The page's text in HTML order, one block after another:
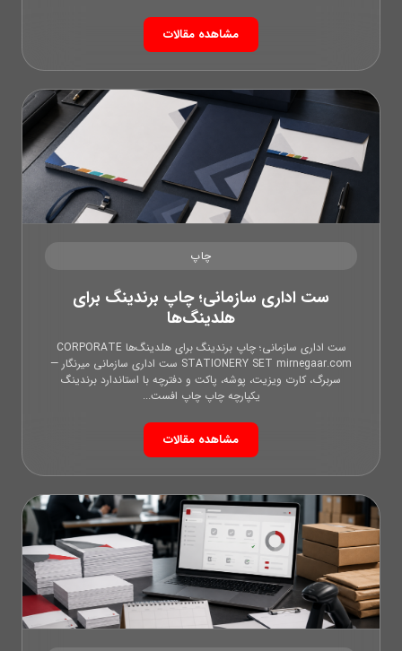
مشاهده مقالات
چاپ
ست اداری سازمانی؛ چاپ برندینگ برای
هلدینگ‌ها
ست اداری سازمانی؛ چاپ برندینگ برای هلدینگ‌ها CORPORATE
STATIONERY SET mirnegaar.com ست اداری سازمانی میرنگار —
سربرگ، کارت ویزیت، پوشه، پاکت و دفترچه با استاندارد برندینگ
یکپارچه چاپ چاپ افست...
مشاهده مقالات